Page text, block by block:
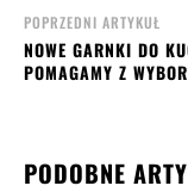
POPRZEDNI ARTYKUŁ
NOWE GARNKI DO
POMAGAMY Z
PODOBNE